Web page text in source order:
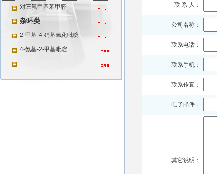
对三氟甲基苯甲醛
杂环类
2-甲基-4-硝基氧化吡啶
4-氨基-2-甲基吡啶
联 系 人：
公司名称：
联系电话：
联系手机：
联系传真：
电子邮件：
其它说明：